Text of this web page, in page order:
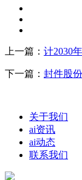
上一篇： 计2030
下一篇： 封件股
关于我们
ai资讯
ai动态
联系我们